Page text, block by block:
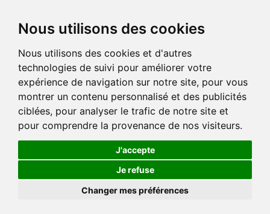
Nous utilisons des cookies
Nous utilisons des cookies et d'autres
technologies de suivi pour améliorer votre
expérience de navigation sur notre site, pour vous
montrer un contenu personnalisé et des publicités
ciblées, pour analyser le trafic de notre site et
pour comprendre la provenance de nos visiteurs.
J'accepte
Je refuse
Changer mes préférences